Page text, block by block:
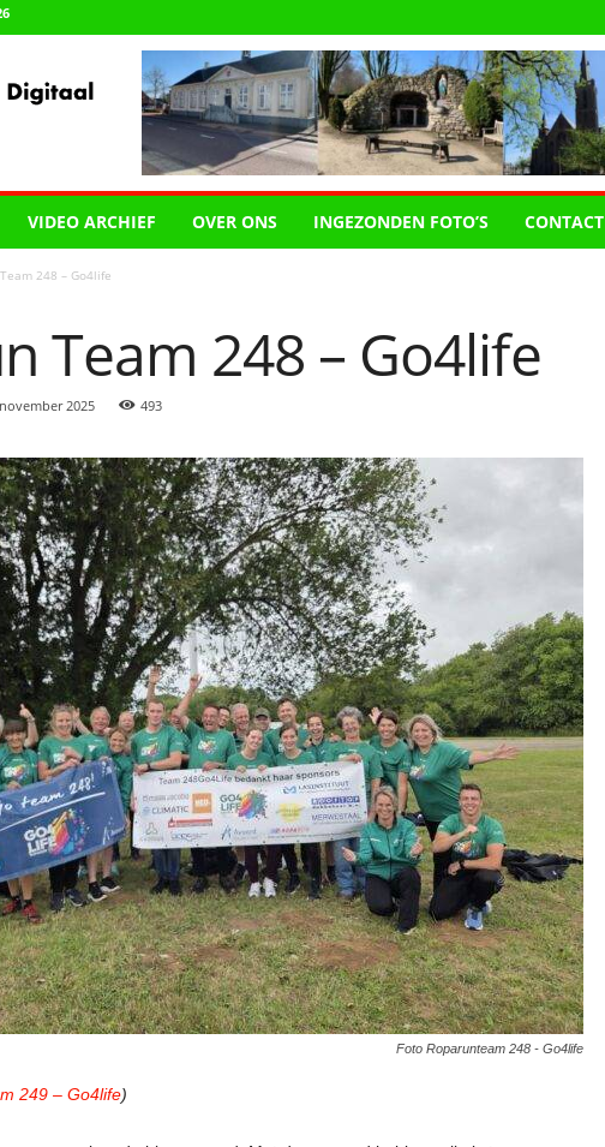
VIDEO ARCHIEF OVER ONS INGEZONDEN FOTO’S CONTACT
248 – Go4life
Team 248 – Go4life
2025 493
Foto Roparunteam 248 - Go4life
249 – Go4life)